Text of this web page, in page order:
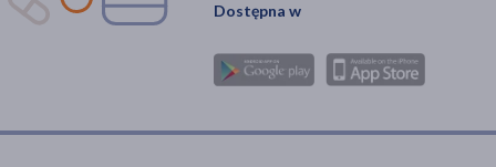
Dostępna w